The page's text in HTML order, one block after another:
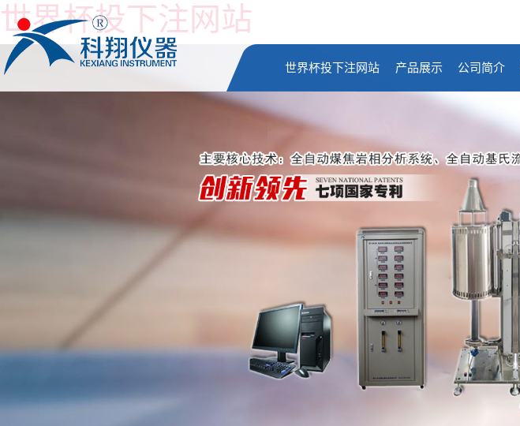
世界杯投下注网站
世界杯投下注网站 产品展示 公司简介